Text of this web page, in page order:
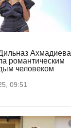
Ахмадиева
романтическим
человеком
09:51